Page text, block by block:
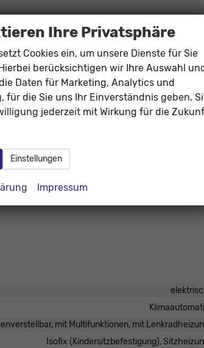
mit Multifunktionen, mit
Isofix (Kindersitzbefestigung),
Ihre Privatsphäre
Cookies ein, um unsere Dienste für Sie
berücksichtigen wir Ihre Auswahl
Daten für Marketing, Analytics und
für die Sie uns Ihr Einverständnis geben.
jederzeit mit Wirkung für die
Einstellungen
Impressum